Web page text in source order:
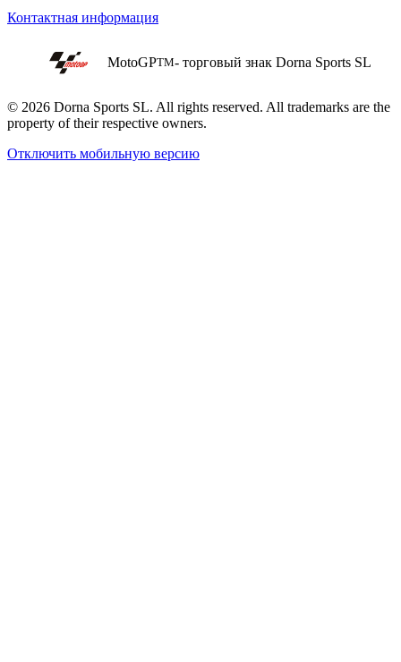
Контактная информация
MotoGPTM- торговый знак Dorna Sports SL
© 2026 Dorna Sports SL. All rights reserved. All trademarks are the
property of their respective owners.
Отключить мобильную версию